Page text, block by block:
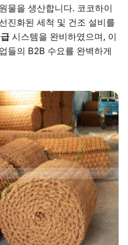
물을 생산합니다. 코코하이
진화된 세척 및 건조 설비를
시스템을 완비하였으며, 이
들의 B2B 수요를 완벽하게